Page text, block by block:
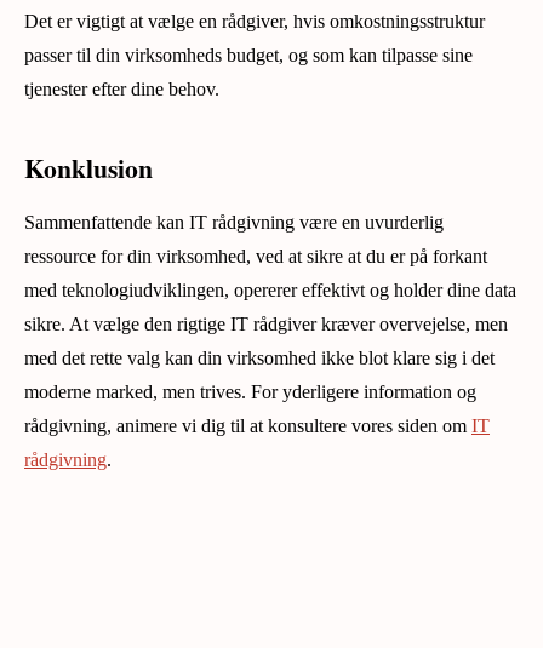
Det er vigtigt at vælge en rådgiver, hvis omkostningsstruktur
passer til din virksomheds budget, og som kan tilpasse sine
tjenester efter dine behov.
Konklusion
Sammenfattende kan IT rådgivning være en uvurderlig
ressource for din virksomhed, ved at sikre at du er på forkant
med teknologiudviklingen, opererer effektivt og holder dine data
sikre. At vælge den rigtige IT rådgiver kræver overvejelse, men
med det rette valg kan din virksomhed ikke blot klare sig i det
moderne marked, men trives. For yderligere information og
rådgivning, animere vi dig til at konsultere vores siden om IT
rådgivning.